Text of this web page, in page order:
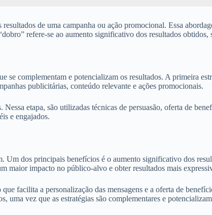
de uma campanha ou ação promocional. Essa
refere-se ao aumento significativo dos resultados
se complementam e potencializam os resultados. A primeira
publicitárias, conteúdo relevante e ações promocionais.
etapa, são utilizadas técnicas de persuasão, oferta de
e engajados.
Um dos principais benefícios é o aumento significativo dos
maior impacto no público-alvo e obter resultados mais
facilita a personalização das mensagens e a oferta de
vez que as estratégias são complementares e